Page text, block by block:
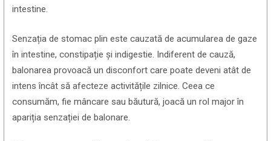
intestine.
Senzația de stomac plin este cauzată de acumularea de gaze
în intestine, constipație și indigestie. Indiferent de cauză,
balonarea provoacă un disconfort care poate deveni atât de
intens încât să afecteze activitățile zilnice. Ceea ce
consumăm, fie mâncare sau băutură, joacă un rol major în
apariția senzației de balonare.